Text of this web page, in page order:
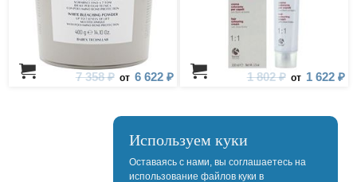
7 358 ₽ от 6 622 ₽ 1 802 ₽ от 1 622 ₽
Используем куки
Оставаясь с нами, вы соглашаетесь на
использование файлов куки в